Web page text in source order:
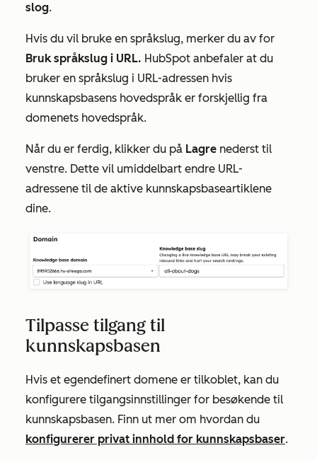
slog.
Hvis du vil bruke en språkslug, merker du av for
Bruk språkslug i URL. HubSpot anbefaler at du
bruker en språkslug i URL-adressen hvis
kunnskapsbasens hovedspråk er forskjellig fra
domenets hovedspråk.
Når du er ferdig, klikker du på Lagre nederst til
venstre. Dette vil umiddelbart endre URL-
adressene til de aktive kunnskapsbaseartiklene
dine.
Tilpasse tilgang til
kunnskapsbasen
Hvis et egendefinert domene er tilkoblet, kan du
konfigurere tilgangsinnstillinger for besøkende til
kunnskapsbasen. Finn ut mer om hvordan du
konfigurerer privat innhold for kunnskapsbaser.